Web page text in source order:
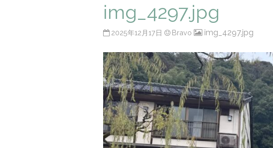
img_4297.jpg
2025年12月17日 Bravo img_4297.jpg